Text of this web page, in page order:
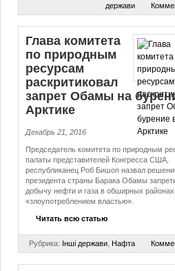
держави
Глава комитета
по природным
ресурсам
раскритиковал
запрет Обамы на
Арктике
Декабрь 21, 2016
Председатель комитета по природным
палаты представителей Конгресса США,
республиканец Роб Бишоп назвал
президента страны Барака Обамы
добычу нефти и газа в обширных районах
«злоупотреблением властью».
Читать всю статью
Рубрика: Інші держави Нафта